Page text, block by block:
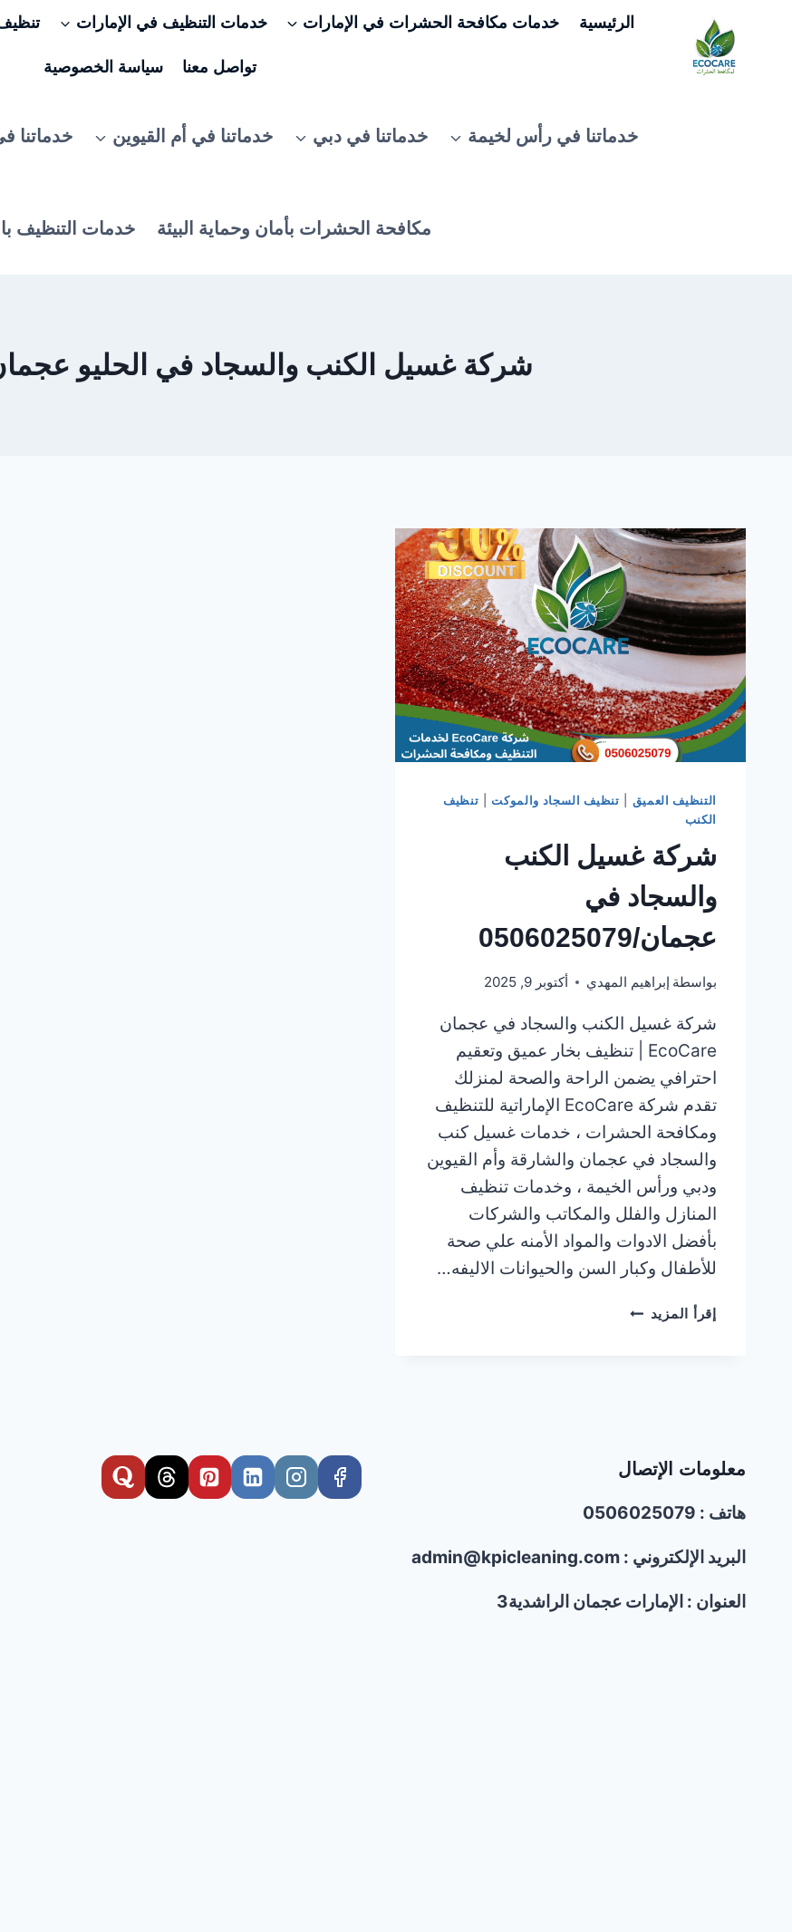
المحتوى
الرئيسية خدمات مكافحة الحشرات في الإمارات خدمات التنظيف في الإمارات
تواصل معنا سياسة الخصوصية
خدماتنا في رأس لخيمة خدماتنا في دبي خدماتنا في أم القيوين خدماتنا
مكافحة الحشرات بأمان وحماية البيئة خدمات التنظيف
شركة غسيل الكنب والسجاد في الحليو عجمان
التنظيف العميق تنظيف السجاد والموكت| تنظيف
الكنب
شركة غسيل الكنب
والسجاد في
عجمان/0506025079
بواسطة إبراهيم المهدي أكتوبر 9, 2025
شركة غسيل الكنب والسجاد في عجمان
EcoCare | تنظيف بخار عميق وتعقيم
احترافي يضمن الراحة والصحة لمنزلك
تقدم شركة EcoCare الإماراتية للتنظيف
ومكافحة الحشرات ، خدمات غسيل كنب
والسجاد في عجمان والشارقة وأم القيوين
ودبي ورأس الخيمة ، وخدمات تنظيف
المنازل والفلل والمكاتب والشركات
بأفضل الادوات والمواد الأمنه علي صحة
للأطفال وكبار السن والحيوانات الاليفه…
إقرأ المزيد شركة
معلومات الإتصال
هاتف : 0506025079
البريد الإلكتروني : admin@kpicleaning.com
العنوان : الإمارات عجمان الراشدية3